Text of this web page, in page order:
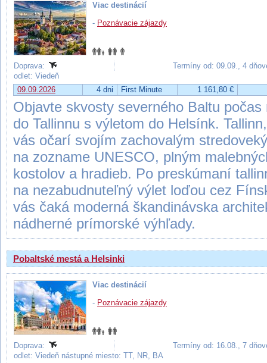
Viac destinácií
- Poznávacie zájazdy
Doprava:
Termíny od: 09.09., 4
odlet: Viedeň
09.09.2026
4 dni First Minute 1 161,80 €
Objavte skvosty severného Baltu
do Tallinnu s výletom do Helsínk.
vás očarí svojím zachovalým
na zozname UNESCO, plným
kostolov a hradieb. Po preskúmaní
na nezabudnuteľný výlet loďou cez
vás čaká moderná škandinávska
nádherné prímorské výhľady.
Pobaltské mestá a Helsinki
Viac destinácií
- Poznávacie zájazdy
Doprava:
Termíny od: 16.08., 7
odlet: Viedeň nástupné miesto: TT, NR, BA